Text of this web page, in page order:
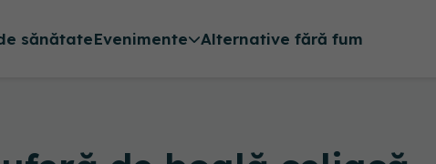
sănătateEvenimente Alternative fără fum